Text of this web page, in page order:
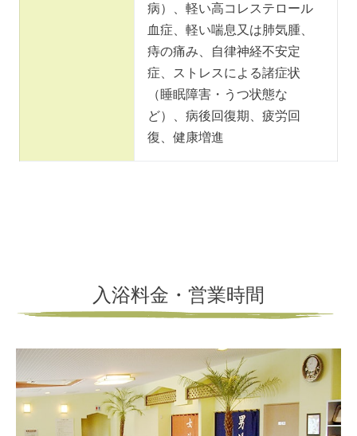
病）、軽い高コレステロール
血症、軽い喘息又は肺気腫、
痔の痛み、自律神経不安定
症、ストレスによる諸症状
（睡眠障害・うつ状態な
ど）、病後回復期、疲労回
復、健康増進
入浴料金・営業時間